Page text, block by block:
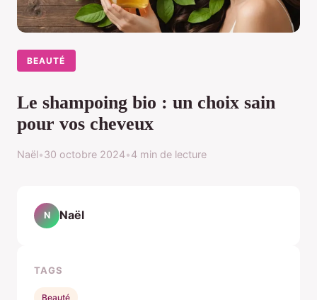
BEAUTÉ
Le shampoing bio : un choix sain
pour vos cheveux
Naël•30 octobre 2024•4 min de lecture
N Naël
TAGS
Beauté